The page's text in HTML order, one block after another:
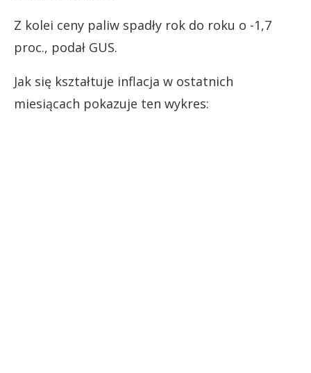
Z kolei ceny paliw spadły rok do roku o -1,7
proc., podał GUS.
Jak się kształtuje inflacja w ostatnich
miesiącach pokazuje ten wykres: